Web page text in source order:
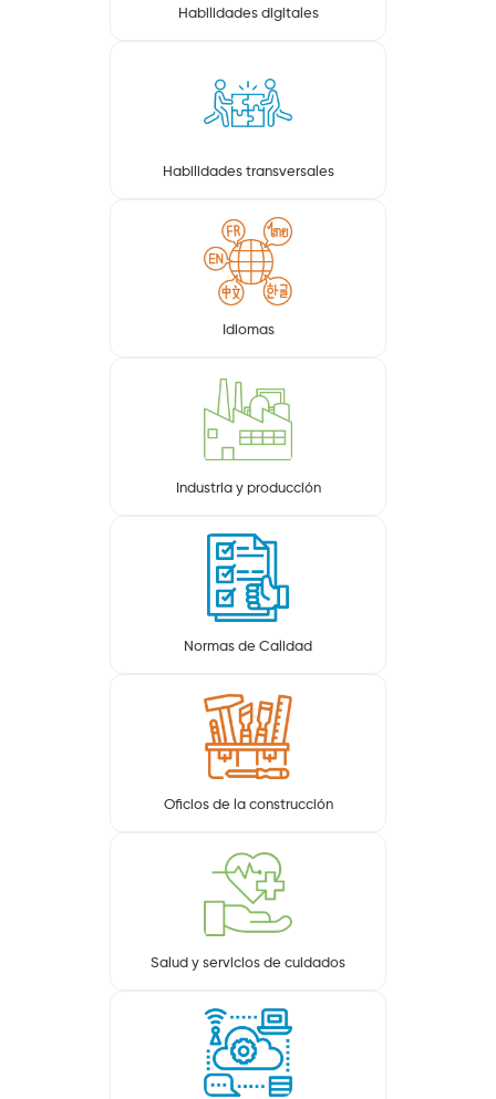
Habilidades digitales
Habilidades transversales
Idiomas
Industria y producción
Normas de Calidad
Oficios de la construcción
Salud y servicios de cuidados